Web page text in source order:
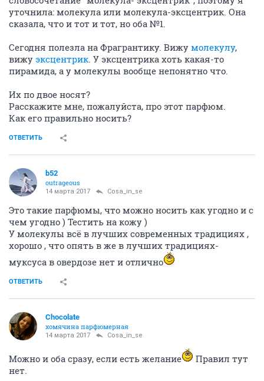
уточнила: молекула или молекула-эксцентрик. Она
сказала, что и тот и тот, но оба №1.
Сегодня полезла на Фрагрантику. Вижу молекулу,
вижу эксцентрик. У эксцентрика хоть какая-то
пирамида, а у молекулы вообще непонятно что.
Их по двое носят?
Расскажите мне, пожалуйста, про этот парфюм.
Как его правильно носить?
ОТВЕТИТЬ
b52
outrageous
14 марта 2017 Cosa_in_se
Это такие парфюмы, что можно носить как угодно и с
чем угодно ) Тестить на кожу )
У молекулы всё в лучших современных традициях ,
хорошо , что опять в же в лучших традициях-
муксуса в овердозе нет и отлично
ОТВЕТИТЬ
Chocolate
хомячина парфюмерная
14 марта 2017 Cosa_in_se
Можно и оба сразу, если есть желание
Правил тут
нет.